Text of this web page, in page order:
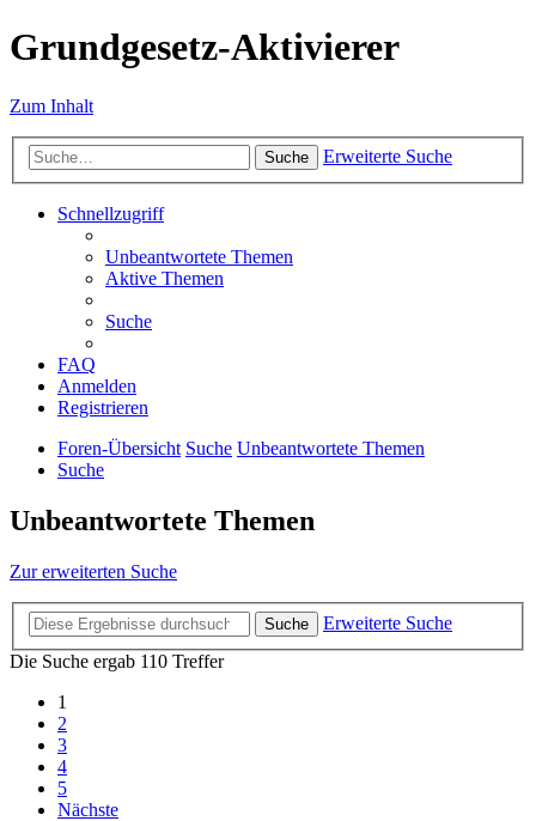
Grundgesetz-Aktivierer
Zum Inhalt
Suche Erweiterte Suche
Schnellzugriff
Unbeantwortete Themen
Aktive Themen
Suche
FAQ
Anmelden
Registrieren
Foren-Übersicht Suche Unbeantwortete Themen
Suche
Unbeantwortete Themen
Zur erweiterten Suche
Suche
Erweiterte Suche
Die Suche ergab 110 Treffer
1
2
3
4
5
Nächste